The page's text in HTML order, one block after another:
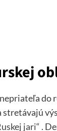
do
jari“ .